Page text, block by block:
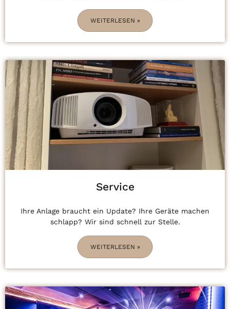
WEITERLESEN »
Service
Ihre Anlage braucht ein Update? Ihre Geräte machen
schlapp? Wir sind schnell zur Stelle.
WEITERLESEN »